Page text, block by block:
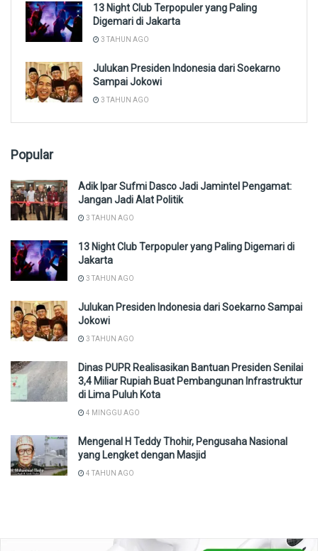
13 Night Club Terpopuler yang Paling
Digemari di Jakarta
3 TAHUN AGO
Julukan Presiden Indonesia dari Soekarno
Sampai Jokowi
3 TAHUN AGO
Popular
Adik Ipar Sufmi Dasco Jadi Jamintel Pengamat:
Jangan Jadi Alat Politik
3 TAHUN AGO
13 Night Club Terpopuler yang Paling Digemari di
Jakarta
3 TAHUN AGO
Julukan Presiden Indonesia dari Soekarno Sampai
Jokowi
3 TAHUN AGO
Dinas PUPR Realisasikan Bantuan Presiden Senilai
3,4 Miliar Rupiah Buat Pembangunan Infrastruktur
di Lima Puluh Kota
4 MINGGU AGO
Mengenal H Teddy Thohir, Pengusaha Nasional
yang Lengket dengan Masjid
4 TAHUN AGO